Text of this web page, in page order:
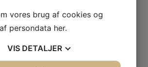
markeder. I skrivende stund er
på vej, som vil være
(NIS2), IT-virksomheder, der
softwareløsninger, kunstig
vores brug af cookies og
persondata her.
VIS DETALJER